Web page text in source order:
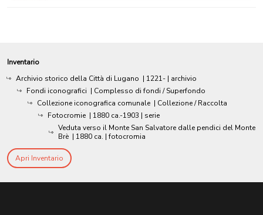
Inventario
Archivio storico della Città di Lugano | 1221- | archivio
Fondi iconografici | Complesso di fondi / Superfondo
Collezione iconografica comunale | Collezione / Raccolta
Fotocromie | 1880 ca.-1903 | serie
Veduta verso il Monte San Salvatore dalle pendici del Monte
Brè | 1880 ca. | fotocromia
Apri Inventario